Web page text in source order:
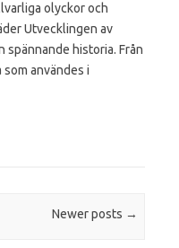
olyckor och
Utvecklingen av
spännande historia. Från
användes i
Newer posts →